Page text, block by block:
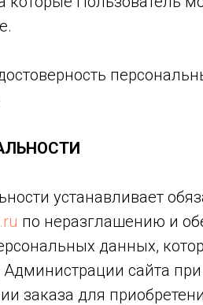
устанавливает
по неразглашению и
данных,
Администрации сайта при
заказа для